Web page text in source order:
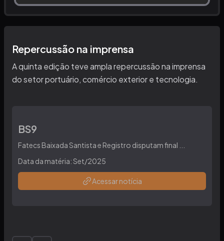
Repercussão na imprensa
A quinta edição teve ampla repercussão na imprensa
do setor portuário, comércio exterior e tecnologia.
BS9
Fatecs Baixada Santista e Registro disputam final
Data da matéria:Set/2025
Acessar notícia